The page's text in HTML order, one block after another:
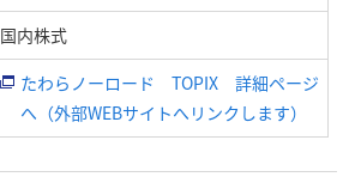
国内株式
たわらノーロード TOPIX 詳細ページ
へ（外部WEBサイトへリンクします）